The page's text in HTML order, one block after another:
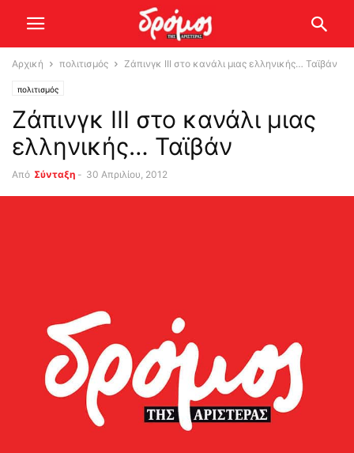
Αρχική πολιτισμός Ζάπινγκ ΙΙΙ στο κανάλι μιας ελληνικής… Ταϊβάν
πολιτισμός
Ζάπινγκ ΙΙΙ στο κανάλι μιας
ελληνικής… Ταϊβάν
Από Σύνταξη - 30 Απριλίου, 2012